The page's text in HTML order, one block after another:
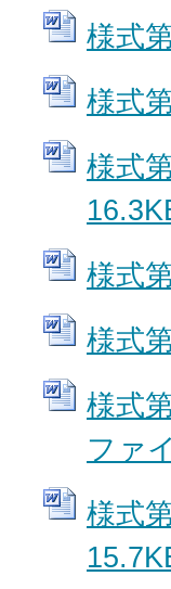
様式
様式
様式
様式
様式
様式
ファ
様式